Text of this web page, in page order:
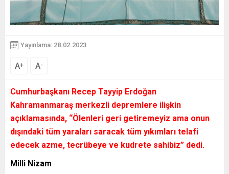
Yayınlama: 28.02.2023
A+ A-
Cumhurbaşkanı Recep Tayyip Erdoğan
Kahramanmaraş merkezli depremlere ilişkin
açıklamasında, “Ölenleri geri getiremeyiz ama onun
dışındaki tüm yaraları saracak tüm yıkımları telafi
edecek azme, tecrübeye ve kudrete sahibiz” dedi.
Milli Nizam